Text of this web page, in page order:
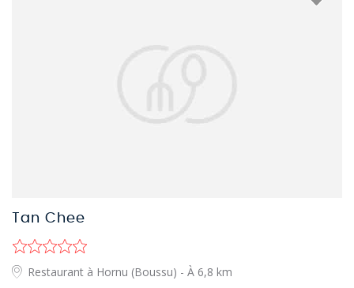
Tan Chee
Restaurant à Hornu (Boussu) - À 6,8 km